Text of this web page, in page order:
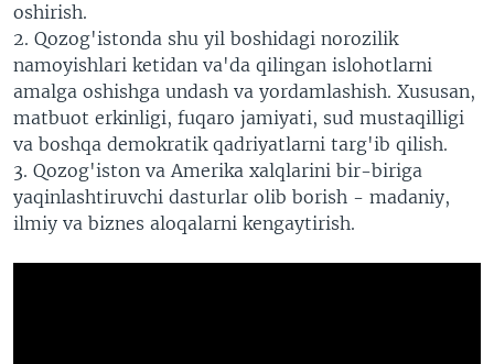
oshirish.
2. Qozog'istonda shu yil boshidagi norozilik
namoyishlari ketidan va'da qilingan islohotlarni
amalga oshishga undash va yordamlashish. Xususan,
matbuot erkinligi, fuqaro jamiyati, sud mustaqilligi
va boshqa demokratik qadriyatlarni targ'ib qilish.
3. Qozog'iston vaAmerika xalqlarini bir-biriga
yaqinlashtiruvchi dasturlar olib borish - madaniy,
ilmiy va biznes aloqalarni kengaytirish.